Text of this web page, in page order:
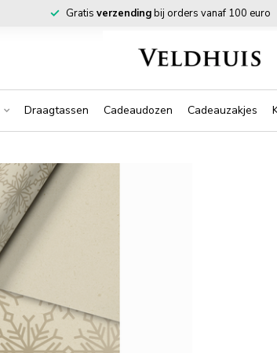
Gratis verzendingbij orders vanaf 100 euro
Draagtassen Cadeaudozen Cadeauzakjes